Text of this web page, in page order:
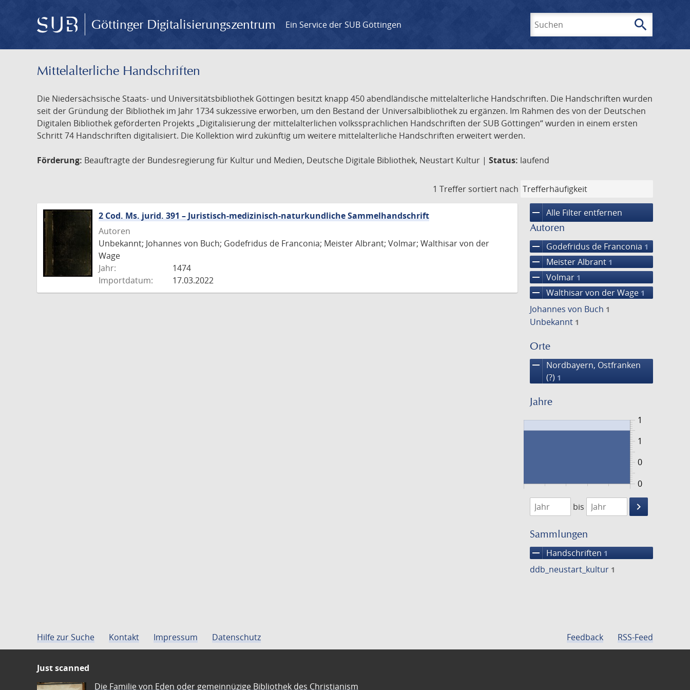
Göttinger Digitalisierungszentrum Ein Service der SUB Göttingen search
Mittelalterliche Handschriften
Die Niedersächsische Staats- und Universitätsbibliothek Göttingen besitzt knapp 450 abendländische mittelalterliche Handschriften. Die Handschriften wurden
seit der Gründung der Bibliothek im Jahr 1734 sukzessive erworben, um den Bestand der Universalbibliothek zu ergänzen. Im Rahmen des von der Deutschen
Digitalen Bibliothek geförderten Projekts „Digitalisierung der mittelalterlichen volkssprachlichen Handschriften der SUB Göttingen“ wurden in einem ersten
Schritt 74 Handschriften digitalisiert. Die Kollektion wird zukünftig um weitere mittelalterliche Handschriften erweitert werden.
Förderung: Beauftragte der Bundesregierung für Kultur und Medien, Deutsche Digitale Bibliothek, Neustart Kultur | Status: laufend
1 Treffer sortiert nach
remove Alle Filter entfernen
Autoren
remove Godefridus de Franconia 1
remove Meister Albrant 1
remove Volmar 1
remove Walthisar von der Wage 1
Johannes von Buch 1
Unbekannt 1
Orte
remove
Nordbayern, Ostfranken
(?) 1
Jahre
0
1
0
1
1474
1475
bis
keyboard_arrow_right
Suche
Sammlungen
remove Handschriften 1
ddb_neustart_kultur 1
2 Cod. Ms. jurid. 391 – Juristisch-medizinisch-naturkundliche Sammelhandschrift
Autoren
Unbekannt; Johannes von Buch; Godefridus de Franconia; Meister Albrant; Volmar; Walthisar von der
Wage
Jahr:
1474
Importdatum:
17.03.2022
Hilfe zur Suche Kontakt Impressum Datenschutz Feedback RSS-Feed
Just scanned
Die Familie von Eden oder gemeinnüzige Bibliothek des Christianism